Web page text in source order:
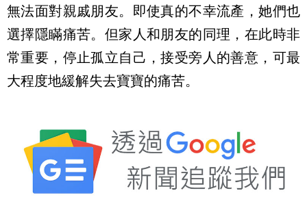
無法面對親戚朋友。即使真的不幸流產，她們也
選擇隱瞞痛苦。但家人和朋友的同理，在此時非
常重要，停止孤立自己，接受旁人的善意，可最
大程度地緩解失去寶寶的痛苦。